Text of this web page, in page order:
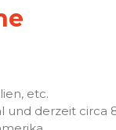
etc.
und derzeit circa